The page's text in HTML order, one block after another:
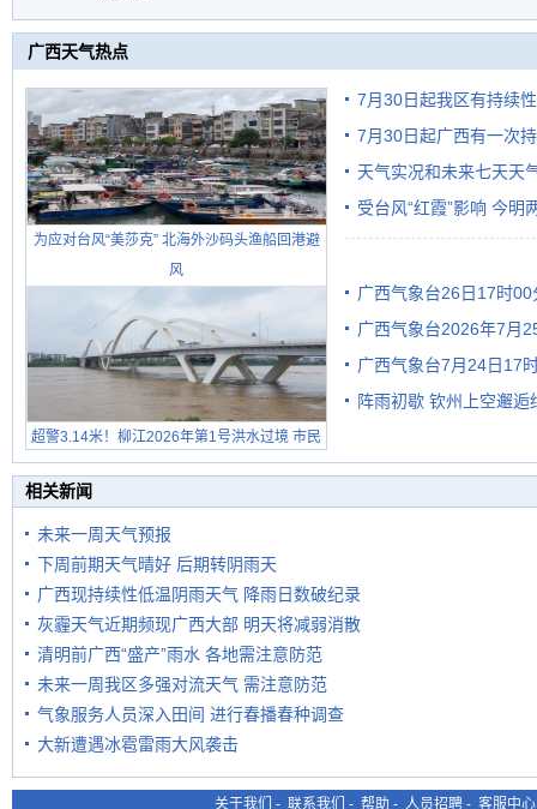
广西天气热点
为应对台风“美莎克” 北海外沙码头渔船回港避
风
超警3.14米！柳江2026年第1号洪水过境 市民
在堤岸见证汛况
7月30日起我区有持续
7月30日起广西有一次
天气实况和未来七天天
受台风“红霞”影响 今明
广西气象台26日17时
广西气象台2026年7月
级预警
广西气象台7月24日17
阵雨初歇 钦州上空邂逅
相关新闻
未来一周天气预报
下周前期天气晴好 后期转阴雨天
广西现持续性低温阴雨天气 降雨日数破纪录
灰霾天气近期频现广西大部 明天将减弱消散
清明前广西“盛产”雨水 各地需注意防范
未来一周我区多强对流天气 需注意防范
气象服务人员深入田间 进行春播春种调查
大新遭遇冰雹雷雨大风袭击
关于我们 - 联系我们 - 帮助 - 人员招聘 - 客服中心